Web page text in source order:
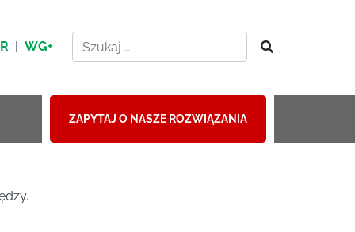
| WG+
ZAPYTAJ O NASZE ROZWIĄZANIA